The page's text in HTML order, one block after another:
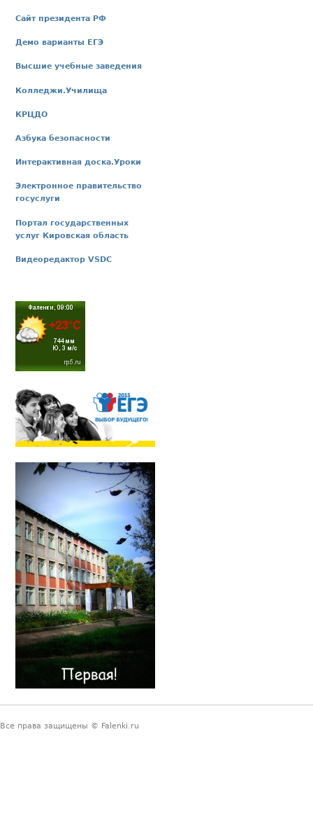
Сайт президента РФ
Демо варианты ЕГЭ
Высшие учебные заведения
Колледжи.Училища
КРЦДО
Азбука безопасности
Интерактивная доска.Уроки
Электронное правительство
госуслуги
Портал государственных
услуг Кировская область
Видеоредактор VSDC
Все права защищены © Falenki.ru